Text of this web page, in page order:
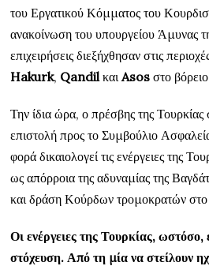
του Εργατικού Κόμματος του
ανακοίνωση του υπουργείου Άμυνας
επιχειρήσεις διεξήχθησαν στις
Hakurk, Qandil καιAsos στο
Την ίδια ώρα, ο πρέσβης της
επιστολή προς το Συμβούλιο
φορά δικαιολογεί τις ενέργειες της
ως απόρροια της αδυναμίας της
και δράση Κούρδων τρομοκρατών στο
Οι ενέργειες της Τουρκίας, ωστόσο,
στόχευση. Από τη μία να στείλουν